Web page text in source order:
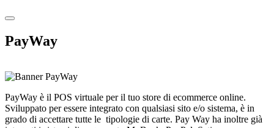
PayWay
PayWay è il POS virtuale per il tuo store di ecommerce online.
Sviluppato per essere integrato con qualsiasi sito e/o sistema, è in
grado di accettare tutte le tipologie di carte. Pay Way ha inoltre già